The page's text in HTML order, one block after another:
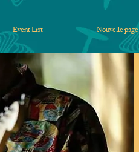
Event List Nouvelle page